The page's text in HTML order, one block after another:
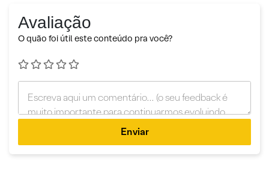
Avaliação
O quão foi útil este conteúdo pra você?
Enviar